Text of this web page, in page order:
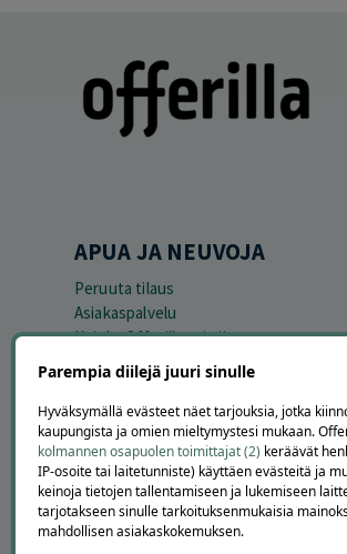
APUA JA NEUVOJA
Peruuta tilaus
Asiakaspalvelu
Kuinka Offerilla toimii
Usein kysytyt kysymykset
Suosittele Offerillaa
TUTUSTU MEIHIN
Tietoa meistä
Ajankohtaista
Tilaa uutiskirje
Avoimet työpaikat
Parempia diilejä juuri sinulle
Hyväksymällä evästeet näet tarjouksia, jotka
kaupungista ja omien mieltymystesi mukaan.
kolmannen osapuolen toimittajat (2) keräävät
IP-osoite tai laitetunniste) käyttäen evästeitä ja
keinoja tietojen tallentamiseen ja lukemiseen
tarjotakseen sinulle tarkoituksenmukaisia
mahdollisen asiakaskokemuksen.